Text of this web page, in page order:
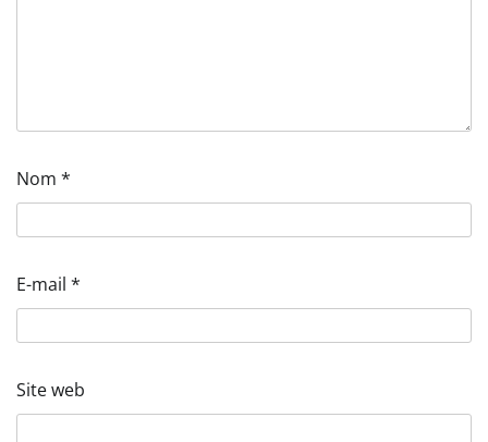
Nom *
E-mail *
Site web